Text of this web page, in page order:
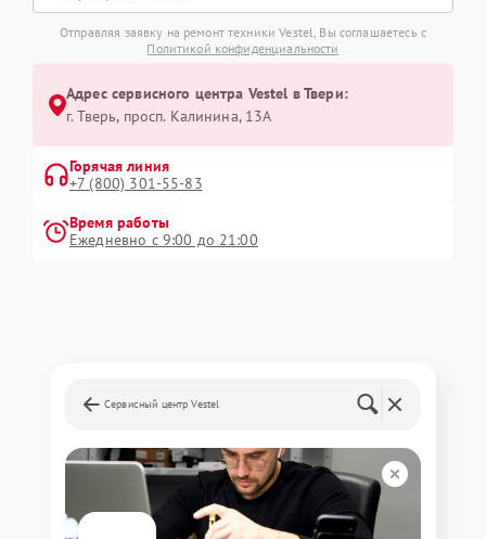
Отправляя заявку на ремонт техники Vestel, Вы соглашаетесь с
Политикой конфиденциальности
Адрес сервисного центра Vestel в Твери:
г. Тверь, просп. Калинина, 13А
Горячая линия
+7 (800) 301-55-83
Время работы
Ежедневно с 9:00 до 21:00
Сервисный центр Vestel